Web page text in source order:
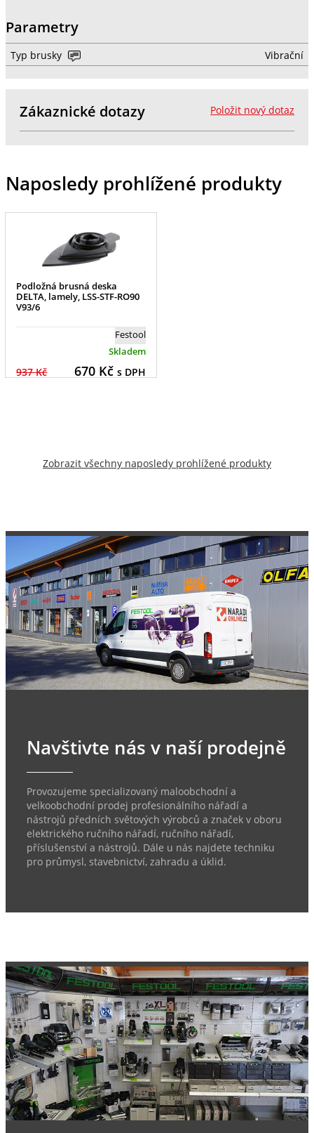
Parametry
Typ brusky Vibrační
Položit nový dotaz
Zákaznické dotazy
Naposledy prohlížené produkty
Podložná brusná deska
DELTA, lamely, LSS-STF-RO90
V93/6
Festool
Skladem
937 Kč 670Kč s DPH
Zobrazit všechny naposledy prohlížené produkty
Navštivte nás v naší prodejně
Provozujeme specializovaný maloobchodní a
velkoobchodní prodej profesionálního nářadí a
nástrojů předních světových výrobců a značek v oboru
elektrického ručního nářadí, ručního nářadí,
příslušenství a nástrojů. Dále u nás najdete techniku
pro průmysl, stavebnictví, zahradu a úklid.